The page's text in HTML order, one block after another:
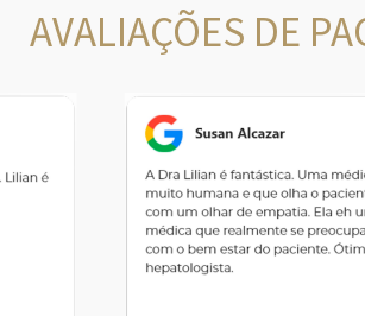
AVALIAÇÕES DE